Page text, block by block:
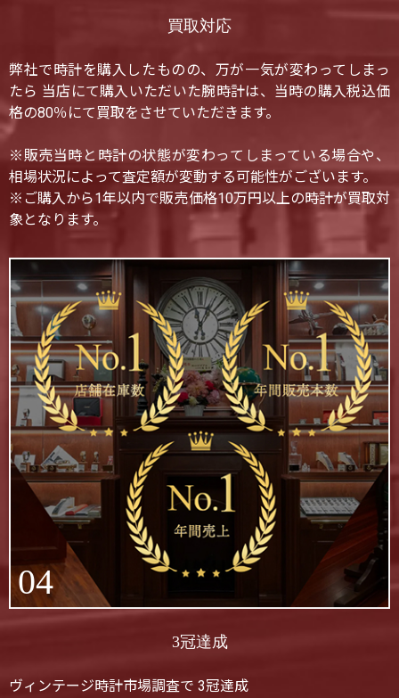
買取対応
弊社で時計を購入したものの、万が一気が変わってしまっ
たら 当店にて購入いただいた腕時計は、当時の購入税込価
格の80％にて買取をさせていただきます。
※販売当時と時計の状態が変わってしまっている場合や、
相場状況によって査定額が変動する可能性がございます。
※ご購入から1年以内で販売価格10万円以上の時計が買取対
象となります。
04
3冠達成
ヴィンテージ時計市場調査で 3冠達成